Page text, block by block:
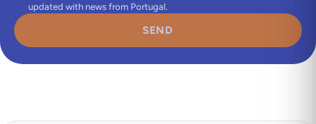
updated with news from Portugal.
SEND